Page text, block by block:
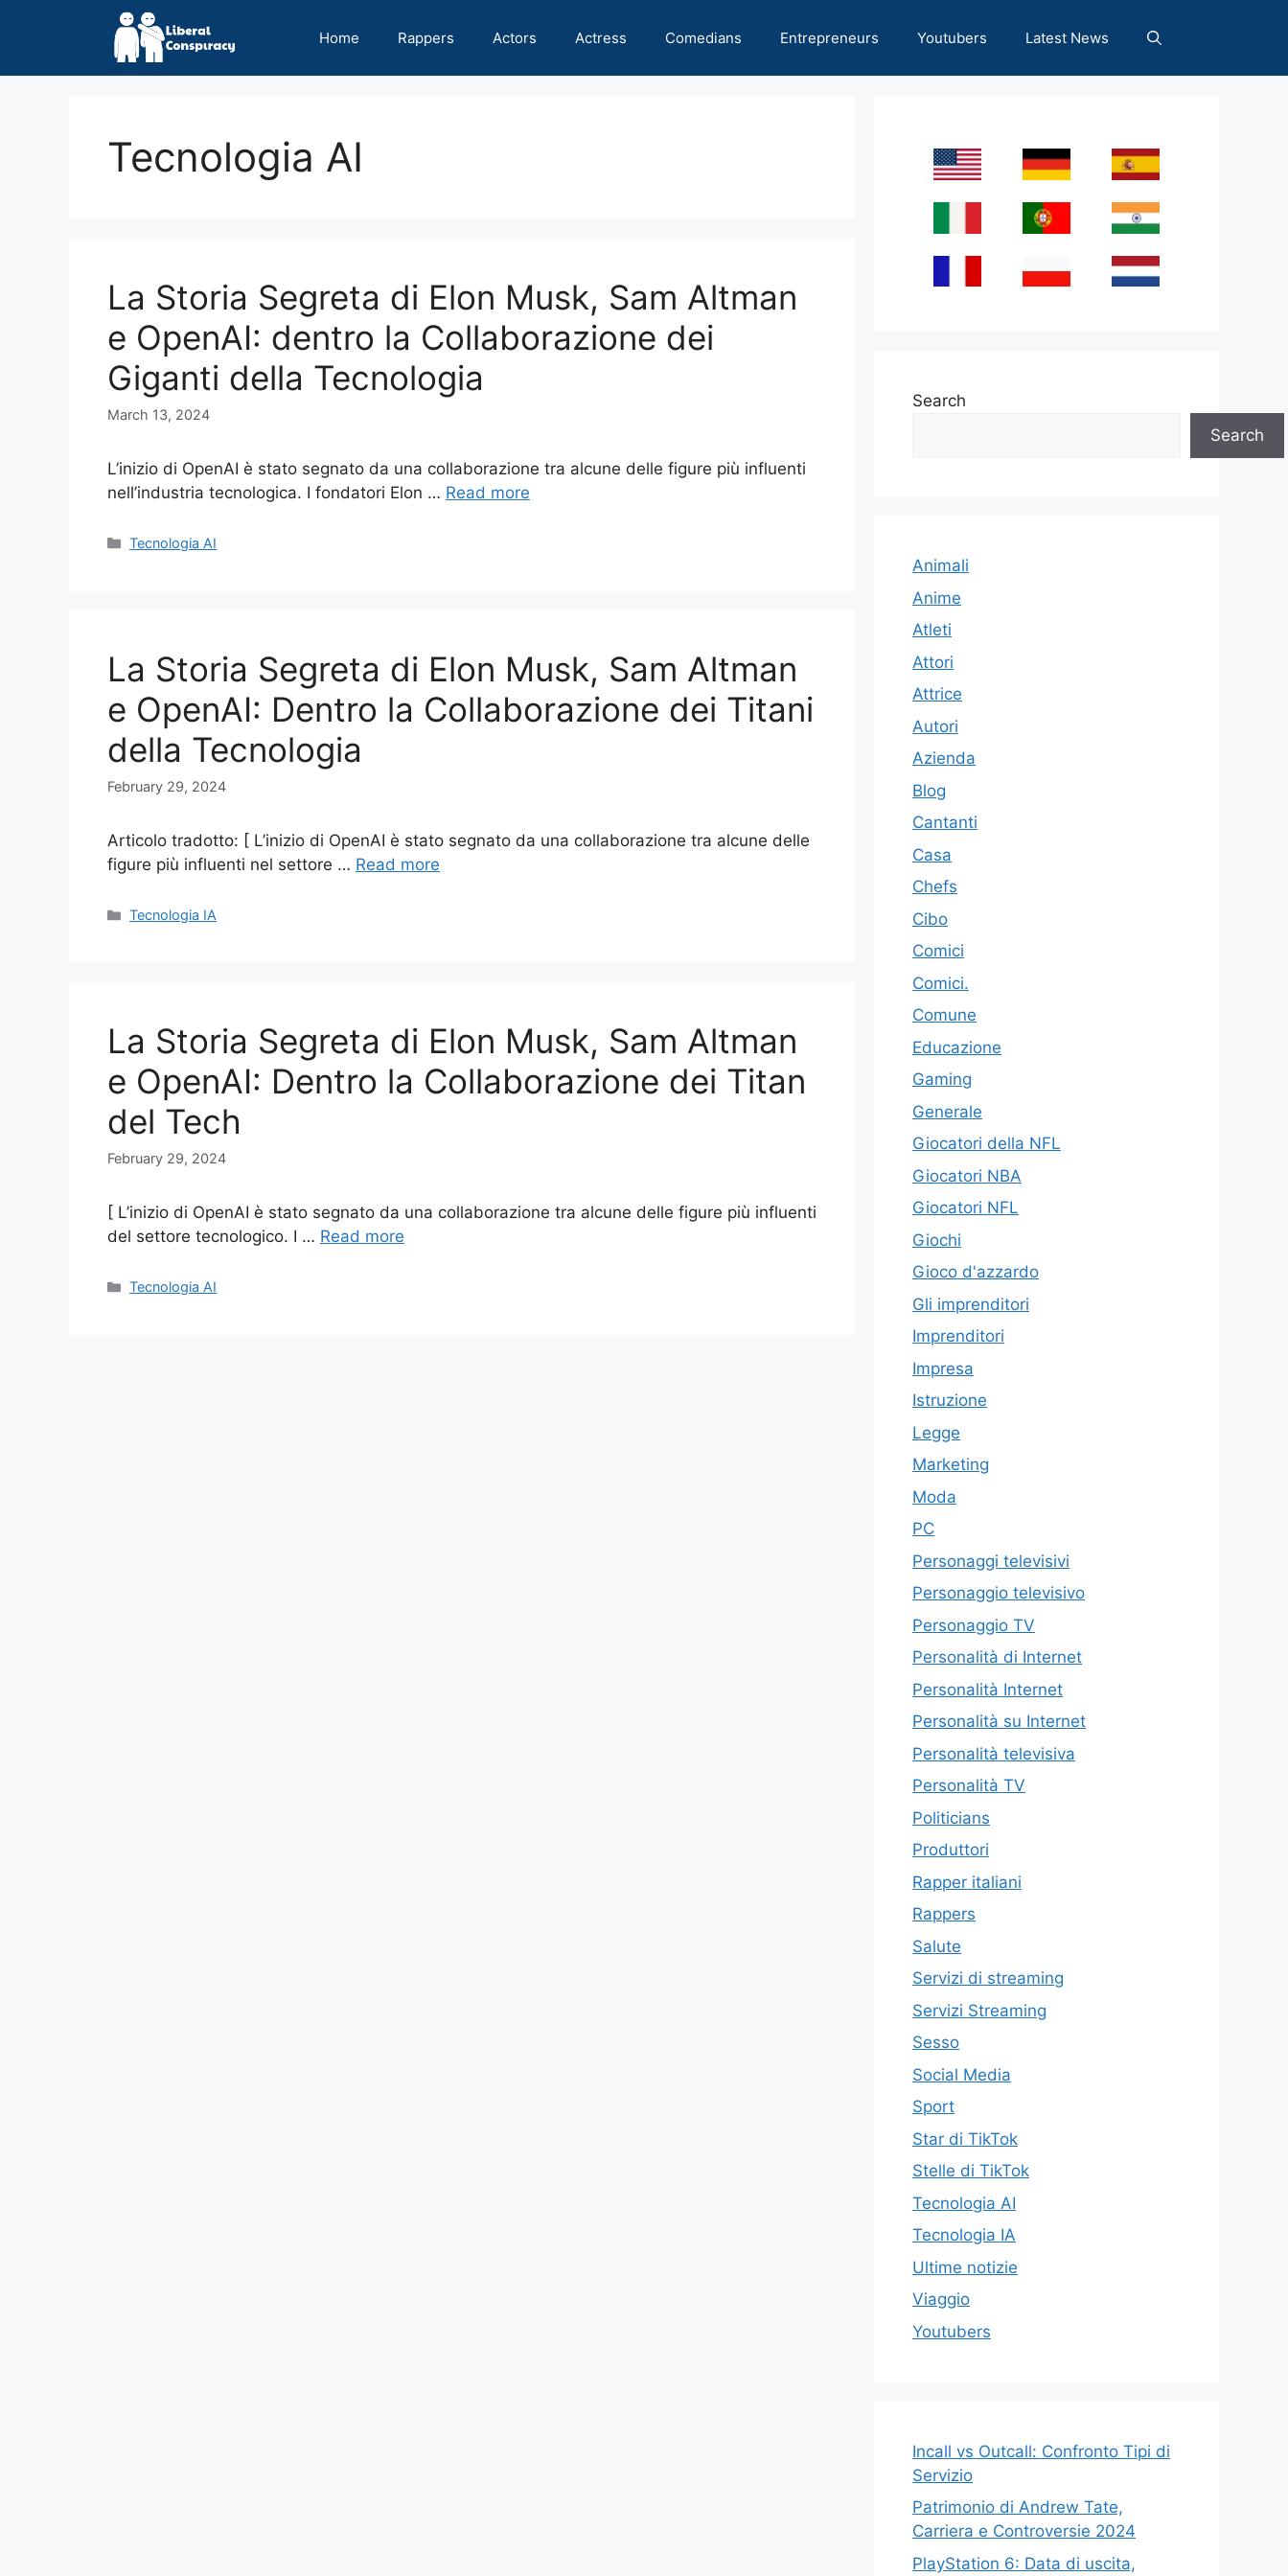
Home Rappers Actors Actress Comedians Entrepreneurs Youtubers Latest News
Tecnologia AI
La Storia Segreta di Elon Musk, Sam Altman
e OpenAI: dentro la Collaborazione dei
Giganti della Tecnologia
March 13, 2024
L’inizio di OpenAI è stato segnato da una collaborazione tra alcune delle figure più influenti
nell’industria tecnologica. I fondatori Elon … Read more
Categories
Tecnologia AI
La Storia Segreta di Elon Musk, Sam Altman
e OpenAI: Dentro la Collaborazione dei Titani
della Tecnologia
February 29, 2024
Articolo tradotto: [ L’inizio di OpenAI è stato segnato da una collaborazione tra alcune delle
figure più influenti nel settore … Read more
Categories
Tecnologia IA
La Storia Segreta di Elon Musk, Sam Altman
e OpenAI: Dentro la Collaborazione dei Titan
del Tech
February 29, 2024
[ L’inizio di OpenAI è stato segnato da una collaborazione tra alcune delle figure più influenti
del settore tecnologico. I … Read more
Categories
Tecnologia AI
Search
Search
Animali
Anime
Atleti
Attori
Attrice
Autori
Azienda
Blog
Cantanti
Casa
Chefs
Cibo
Comici
Comici.
Comune
Educazione
Gaming
Generale
Giocatori della NFL
Giocatori NBA
Giocatori NFL
Giochi
Gioco d'azzardo
Gli imprenditori
Imprenditori
Impresa
Istruzione
Legge
Marketing
Moda
PC
Personaggi televisivi
Personaggio televisivo
Personaggio TV
Personalità di Internet
Personalità Internet
Personalità su Internet
Personalità televisiva
Personalità TV
Politicians
Produttori
Rapper italiani
Rappers
Salute
Servizi di streaming
Servizi Streaming
Sesso
Social Media
Sport
Star di TikTok
Stelle di TikTok
Tecnologia AI
Tecnologia IA
Ultime notizie
Viaggio
Youtubers
Incall vs Outcall: Confronto Tipi di
Servizio
Patrimonio di Andrew Tate,
Carriera e Controversie 2024
PlayStation 6: Data di uscita,